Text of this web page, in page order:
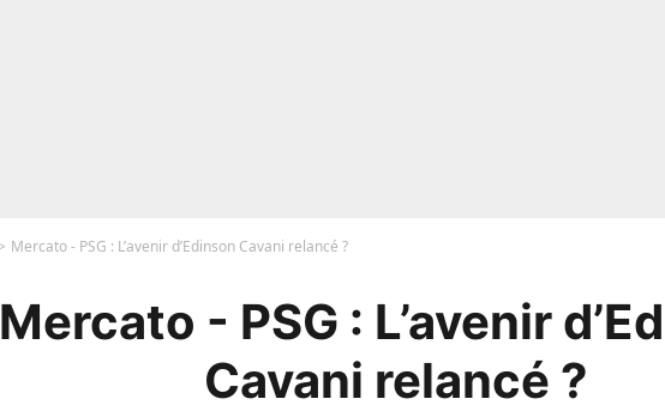
Mercato - PSG : L’avenir d’Edinson Cavani relancé ?
Mercato - PSG : L’avenir
Cavani relancé ?